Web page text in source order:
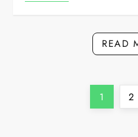
READ
Page
1 2